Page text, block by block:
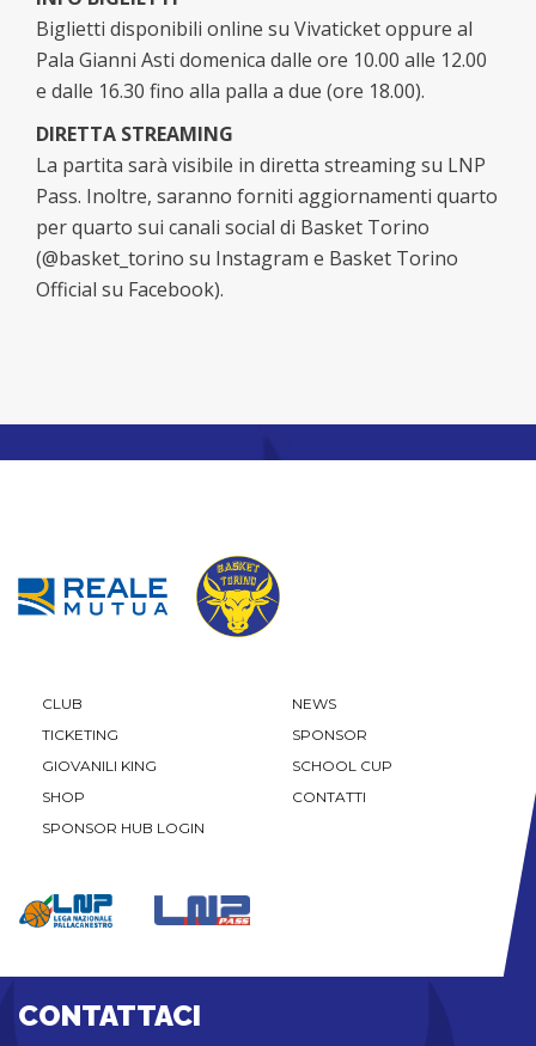
Biglietti disponibili online su Vivaticket oppure al
Pala Gianni Asti domenica dalle ore 10.00 alle 12.00
e dalle 16.30 fino alla palla a due (ore 18.00).
DIRETTA STREAMING
La partita sarà visibile in diretta streaming su LNP
Pass. Inoltre, saranno forniti aggiornamenti quarto
per quarto sui canali social di Basket Torino
(@basket_torino su Instagram e Basket Torino
Official su Facebook).
CLUB
NEWS
TICKETING
SPONSOR
GIOVANILI KING
SCHOOL CUP
SHOP
CONTATTI
SPONSOR HUB LOGIN
CONTATTACI